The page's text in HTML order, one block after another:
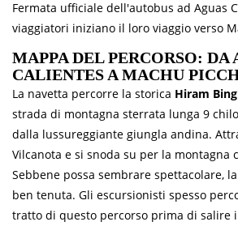
Fermata ufficiale dell'autobus ad Aguas
viaggiatori iniziano il loro viaggio verso
MAPPA DEL PERCORSO: DA
CALIENTES A MACHU
La navetta percorre la storica Hiram
strada di montagna sterrata lunga 9
dalla lussureggiante giungla andina.
Vilcanota e si snoda su per la montagna
Sebbene possa sembrare spettacolare,
ben tenuta. Gli escursionisti spesso
tratto di questo percorso prima di salire